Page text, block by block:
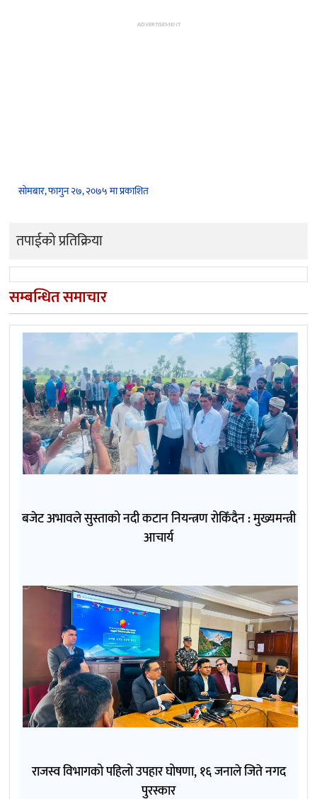
ADVERTISEMENT
सोमबार, फागुन २७, २०७५ मा प्रकाशित
तपाईको प्रतिक्रिया
सम्बन्धित समाचार
बजेट अभावले सुस्ताको नदी कटान नियन्त्रण रोकिँदैन : मुख्यमन्त्री
आचार्य
राजस्व विभागको पहिलो उपहार घोषणा, १६ जनाले जिते नगद
पुरस्कार